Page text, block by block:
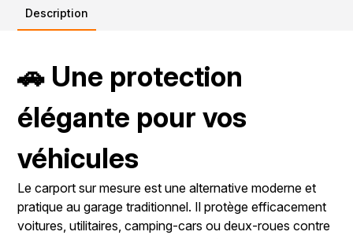
Description
🚗 Une protection
élégante pour vos
véhicules
Le carport sur mesure est une alternative moderne et
pratique au garage traditionnel. Il protège efficacement
voitures, utilitaires, camping-cars ou deux-roues contre